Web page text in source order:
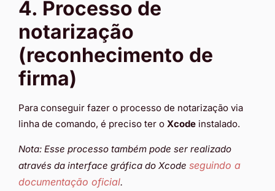
4. Processo de
notarização
(reconhecimento de
firma)
Para conseguir fazer o processo de notarização via
linha de comando, é preciso ter o Xcode instalado.
Nota: Esse processo também pode ser realizado
através da interface gráfica do Xcode seguindo a
documentação oficial.